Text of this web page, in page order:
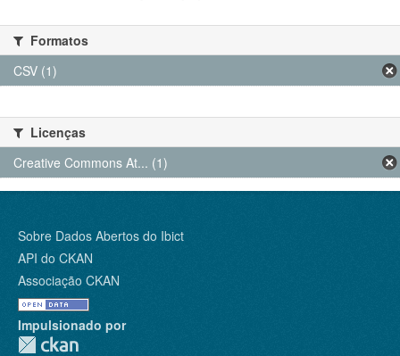
Formatos
CSV (1)
Licenças
Creative Commons At... (1)
Sobre Dados Abertos do Ibict
API do CKAN
Associação CKAN
Impulsionado por